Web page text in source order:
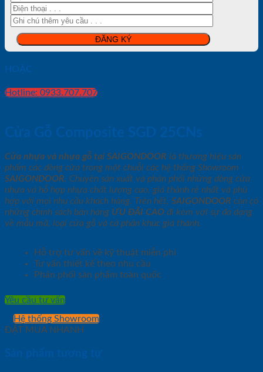
HOẶC
Hotline: 0933.707.707
Cửa Gỗ Composite SGD 25CNs
Cửa nhựa và nhựa gỗ tại SAIGONDOOR là thương hiệu sản
phẩm các dòng cửa trong một chuỗi các hệ thống Showroom
SAIGONDOOR. Chuyên sản xuất và phân phối những dòng cửa
nhựa và hỗ hợp nhựa chất lượng cao, giá thành rẻ nhất và phù
hợp với mọi nhu cầu khách hàng. Trên hết, SAIGONDOOR còn có
những chính sách bán hàng ƯU ĐÃI CAO đi kèm với sự đa dạng
về mẫu mã, loại cửa gỗ và cả phân khúc giá thành.
Hỗ trợ tư vấn về kỹ thuật miễn phí
Tư vấn thiết kế theo nhu cầu
Phân phối sản phẩm toàn quốc
Yêu cầu tư vấn
Hệ thống Showroom
ĐẶT MUA NHANH
Sản phẩm tương tự